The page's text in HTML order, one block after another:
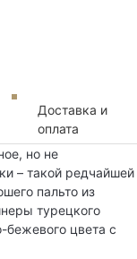
Доставка и
оплата
но не
– такой редчайшей
пальто из
турецкого
бежевого цвета с